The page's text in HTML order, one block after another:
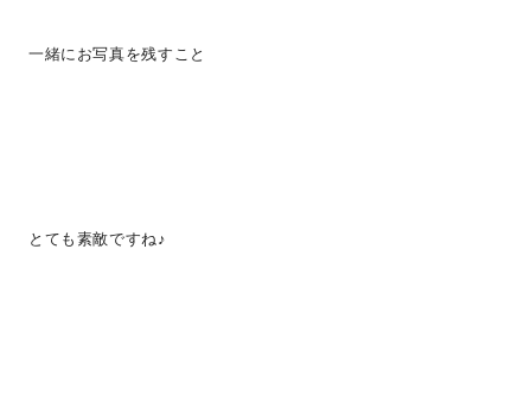
一緒にお写真を残すこと
とても素敵ですね♪